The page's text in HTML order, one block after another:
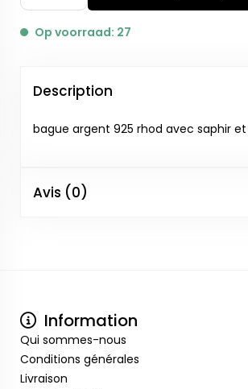
Op voorraad: 27
Description
bague argent 925 rhod avec saphir et
Avis (0)
Information
Qui sommes-nous
Conditions générales
Livraison